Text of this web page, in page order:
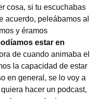
cosa, si tu escuchabas
acuerdo, peleábamos al
y éramos
estar en
de cuando animaba el
la capacidad de estar
en general, se lo voy a
hacer un podcast,